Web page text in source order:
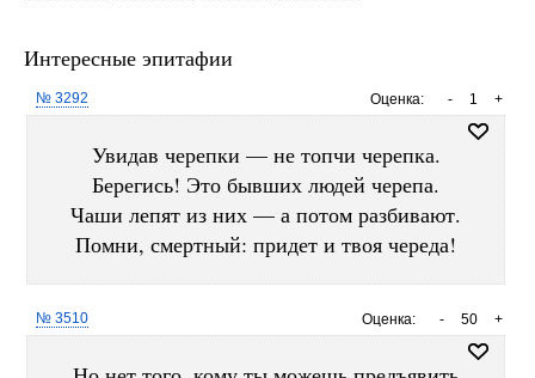
Интересные эпитафии
Оценка: +
1
-
№ 3292
Увидав черепки — не топчи черепка.
Берегись! Это бывших людей черепа.
Чаши лепят из них — а потом разбивают.
Помни, смертный: придет и твоя череда!
Оценка: +
50
-
№ 3510